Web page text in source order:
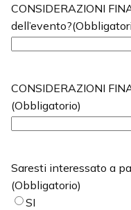
CONSIDERAZIONI
dell’evento?
CONSIDERAZIONI
(Obbligatorio)
Saresti interessato a
(Obbligatorio)
SI